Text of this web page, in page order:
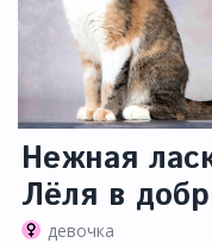
Нежная
Лёля в
девочка